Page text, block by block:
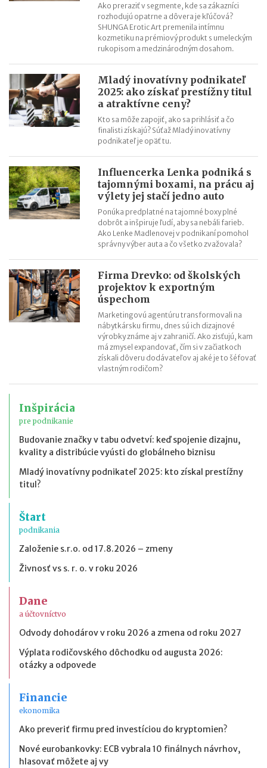
Petra Marko (ExtravaDansa): Po každej skúsenosti si trúfnete
Lucia Pašková (Curaprox): Hľadajte nové veci, nové spôsoby a
Ako preraziť v segmente, kde sa zákazníci
rozhodujú opatrne a dôvera je kľúčová?
SHUNGA Erotic Art premenila intímnu
kozmetiku na prémiový produkt s umeleckým
rukopisom a medzinárodným dosahom.
Mladý inovatívny podnikateľ
2025: ako získať prestížny titul
a atraktívne ceny?
Kto sa môže zapojiť, ako sa prihlásiť a čo
finalisti získajú? Súťaž Mladý inovatívny
podnikateľ je opäť tu.
Influencerka Lenka podniká s
tajomnými boxami, na prácu aj
výlety jej stačí jedno auto
Ponúka predplatné na tajomné boxy plné
dobrôt a inšpiruje ľudí, aby sa nebáli farieb.
Ako Lenke Madlenovej v podnikaní pomohol
správny výber auta a čo všetko zvažovala?
Firma Drevko: od školských
projektov k exportným
úspechom
Marketingovú agentúru transformovali na
nábytkársku firmu, dnes sú ich dizajnové
výrobky známe aj v zahraničí. Ako zisťujú, kam
má zmysel expandovať, čím si v začiatkoch
získali dôveru dodávateľov aj aké je to šéfovať
vlastným rodičom?
Inšpirácia
pre podnikanie
Budovanie značky v tabu odvetví: keď spojenie dizajnu,
kvality a distribúcie vyústi do globálneho biznisu
Mladý inovatívny podnikateľ 2025: kto získal prestížny
titul?
Štart
podnikania
Založenie s.r.o. od 17.8.2026 – zmeny
Živnosť vs s. r. o. v roku 2026
Dane
a účtovníctvo
Odvody dohodárov v roku 2026 a zmena od roku 2027
Výplata rodičovského dôchodku od augusta 2026:
otázky a odpovede
Financie
ekonomika
Ako preveriť firmu pred investíciou do kryptomien?
Nové eurobankovky: ECB vybrala 10 finálnych návrhov,
hlasovať môžete aj vy